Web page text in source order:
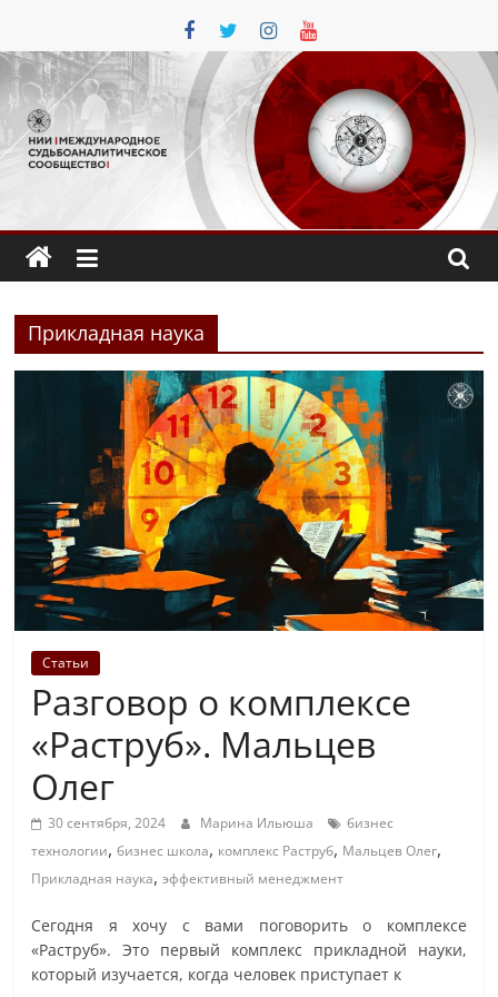
содержимому
Прикладная наука
Статьи
Разговор о комплексе
«Раструб». Мальцев
Олег
30 сентября, 2024 Марина Ильюша
бизнес
технологии,бизнес школа, комплекс Раструб, Мальцев Олег,
Прикладная наука,эффективный менеджмент
Сегодня я хочу с вами поговорить о комплексе
«Раструб». Это первый комплекс прикладной науки,
который изучается, когда человек приступает к